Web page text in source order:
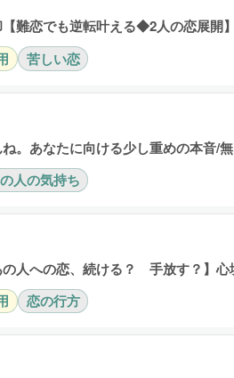
難恋でも逆転叶える◆2人の恋展開
苦しい恋
。あなたに向ける少し重めの本音/
人の気持ち
の人への恋、続ける？ 手放す？】心
恋の行方